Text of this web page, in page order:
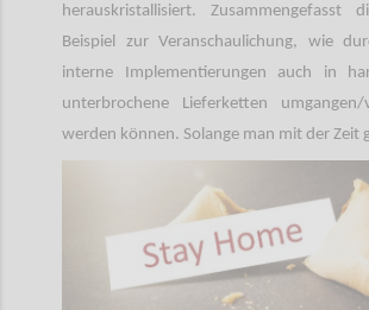
herauskristallisiert. Zusammengefasst
Beispiel zur Veranschaulichung, wie
interne Implementierungen auch in
unterbrochene Lieferketten umgangen/
werden können. Solange man mit der Zeit